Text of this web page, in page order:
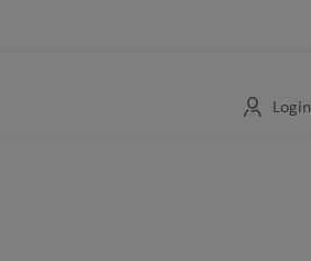
Login